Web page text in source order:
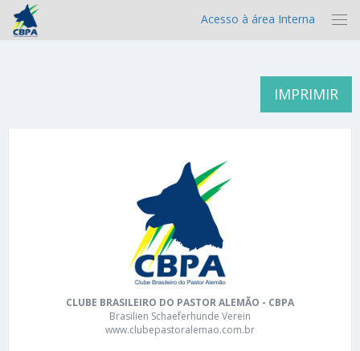
Acesso à área Interna
IMPRIMIR
CLUBE BRASILEIRO DO PASTOR ALEMÃO - CBPA
Brasilien Schaeferhunde Verein
www.clubepastoralemao.com.br